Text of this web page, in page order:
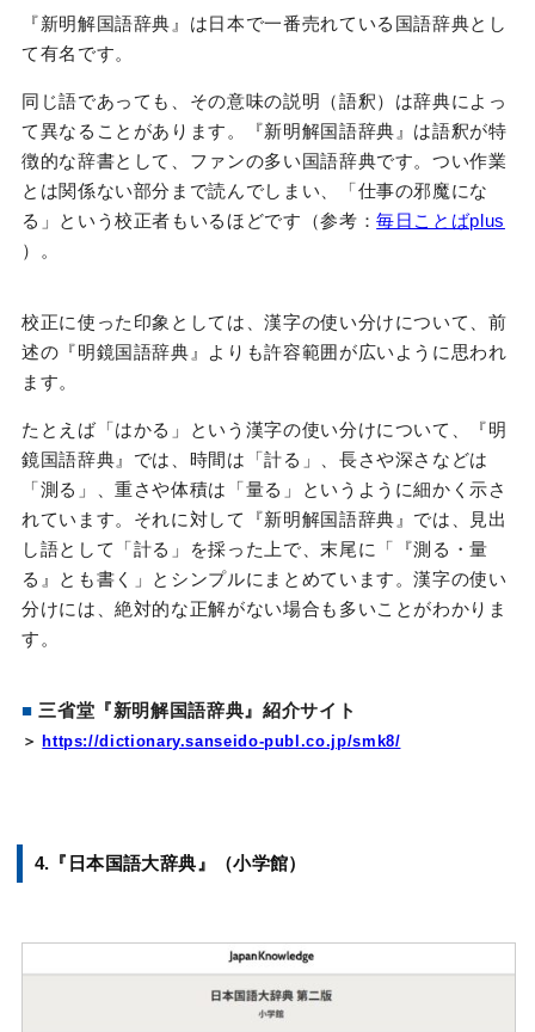
『新明解国語辞典』は日本で一番売れている国語辞典とし
て有名です。
同じ語であっても、その意味の説明（語釈）は辞典によっ
て異なることがあります。『新明解国語辞典』は語釈が特
徴的な辞書として、ファンの多い国語辞典です。つい作業
とは関係ない部分まで読んでしまい、「仕事の邪魔にな
る」という校正者もいるほどです（参考：毎日ことばplus
）。
校正に使った印象としては、漢字の使い分けについて、前
述の『明鏡国語辞典』よりも許容範囲が広いように思われ
ます。
たとえば「はかる」という漢字の使い分けについて、『明
鏡国語辞典』では、時間は「計る」、長さや深さなどは
「測る」、重さや体積は「量る」というように細かく示さ
れています。それに対して『新明解国語辞典』では、見出
し語として「計る」を採った上で、末尾に「『測る・量
る』とも書く」とシンプルにまとめています。漢字の使い
分けには、絶対的な正解がない場合も多いことがわかりま
す。
■ 三省堂『新明解国語辞典』紹介サイト
＞ https://dictionary.sanseido-publ.co.jp/smk8/
4.『日本国語大辞典』（小学館）